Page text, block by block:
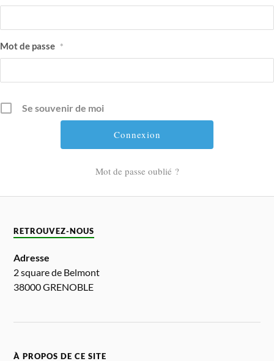
Mot de passe *
Se souvenir de moi
Mot de passe oublié ?
RETROUVEZ-NOUS
Adresse
2 square de Belmont
38000 GRENOBLE
À PROPOS DE CE SITE